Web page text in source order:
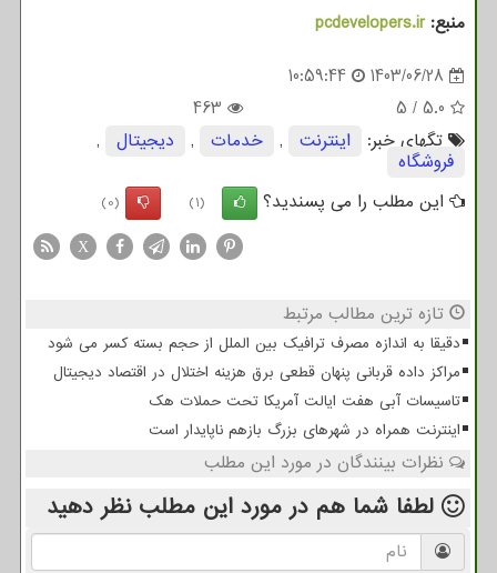
منبع:pcdevelopers.ir
1403/06/28
10:59:44
5.0
/
5
463
تگهای خبر:
اینترنت , خدمات , دیجیتال ,
فروشگاه
این مطلب را می پسندید؟
(1)
(0)
X
تازه ترین مطالب مرتبط
دقیقا به اندازه مصرف ترافیک بین الملل از حجم بسته کسر می شود
مراکز داده قربانی پنهان قطعی برق هزینه اختلال در اقتصاد دیجیتال
تاسیسات آبی هفت ایالت آمریکا تحت حملات هک
اینترنت همراه در شهرهای بزرگ بازهم ناپایدار است
نظرات بینندگان در مورد این مطلب
لطفا شما هم در مورد این مطلب نظر دهید